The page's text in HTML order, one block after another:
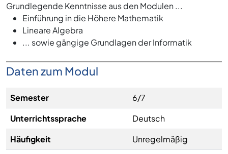
Grundlegende Kenntnisse aus den Modulen ...
Einführung in die Höhere Mathematik
Lineare Algebra
... sowie gängige Grundlagen der Informatik
Daten zum Modul
Semester
6/7
Unterrichtssprache
Deutsch
Häufigkeit
Unregelmäßig